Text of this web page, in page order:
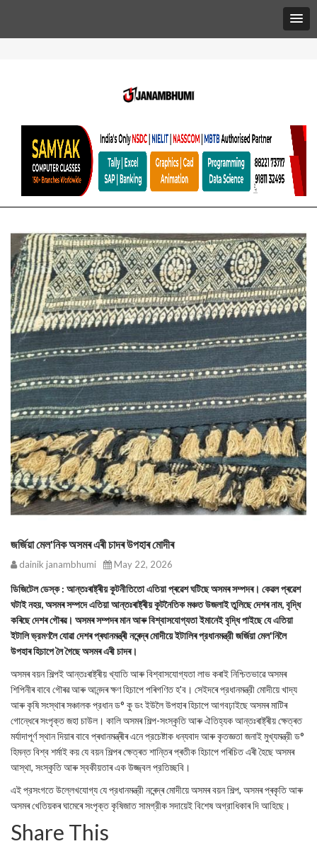
জর্জিয়া মেল'নিক অসমৰ এৰী চাদৰ উপহাৰ মোদীৰ
dainik janambhumi May 22, 2026
ডিজিটেল ডেস্ক : আন্তঃৰাষ্ট্ৰীয় কূটনীতিতো এতিয়া প্ৰৱেশ ঘটিছে অসমৰ সম্পদৰ। কেৱল প্ৰৱেশ
ঘটাই নহয়, অসমৰ সম্পদে এতিয়া আন্তঃৰাষ্ট্ৰীয় কূটনৈতিক মঞ্চত উজলাই তুলিছে দেশৰ নাম, বৃদ্ধি
কৰিছে দেশৰ গৌৰৱ। অসমৰ সম্পদৰ মান আৰু বিশ্বাসযোগ্যতা ইমানেই বৃদ্ধি পাইছে যে এতিয়া
ইটালি ভ্রমণলৈ যোৱা দেশৰ প্ৰধানমন্ত্ৰী নৰেন্দ্ৰ মোদীয়ে ইটালিৰ প্রধানমন্ত্রী জর্জিয়া মেল'নিলৈ
উপহাৰ হিচাপে লৈ গৈছে অসমৰ এৰী চাদৰ।
অসমৰ বয়ন শিল্পই আন্তঃৰাষ্ট্ৰীয় খ্যাতি আৰু বিশ্বাসযোগ্যতা লাভ কৰাই নিশ্চিতভাৱে অসমৰ
শিপিনীৰ বাবে গৌৰৱ আৰু আনন্দৰ ক্ষণ হিচাপে পৰিগণিত হ'ব। সেইদৰে প্রধানমন্ত্রী মোদীয়ে খাদ্য
আৰু কৃষি সংস্থাৰ সঞ্চালক প্রধান ড° কু ডং ইউলৈ উপহাৰ হিচাপে আগবঢ়াইছে অসমৰ মাটিৰ
গোন্ধেৰে সংপৃক্ত জহা চাউল। কালি অসমৰ শিল্প-সংস্কৃতি আৰু ঐতিহ্যক আন্তঃৰাষ্ট্ৰীয় ক্ষেত্ৰত
মর্যাদাপূর্ণ স্থান দিয়াৰ বাবে প্ৰধানমন্ত্ৰীৰ এনে প্রচেষ্টাক ধন্যবাদ আৰু কৃতজ্ঞতা জনাই মুখ্যমন্ত্রী ড°
হিমন্ত বিশ্ব শর্মাই কয় যে বয়ন শিল্পৰ ক্ষেত্ৰত শান্তিৰ প্ৰতীক হিচাপে পৰিচিত এৰী হৈছে অসমৰ
আস্থা, সংস্কৃতি আৰু স্বকীয়তাৰ এক উজ্জ্বল প্রতিচ্ছবি।
এই প্রসংগতে উল্লেখযোগ্য যে প্রধানমন্ত্রী নৰেন্দ্ৰ মোদীয়ে অসমৰ বয়ন শিল্প, অসমৰ প্ৰকৃতি আৰু
অসমৰ খেতিয়কৰ ঘামেৰে সংপৃক্ত কৃষিজাত সামগ্রীক সদায়েই বিশেষ অগ্রাধিকাৰ দি আহিছে।
Share This